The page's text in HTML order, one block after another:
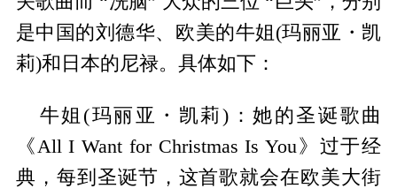
是中国的刘德华、欧美的牛姐(玛丽亚・凯
莉)和日本的尼禄。具体如下：
牛姐(玛丽亚・凯莉)：她的圣诞歌曲
《All I Want for Christmas Is You》过于经
典，每到圣诞节，这首歌就会在欧美大街